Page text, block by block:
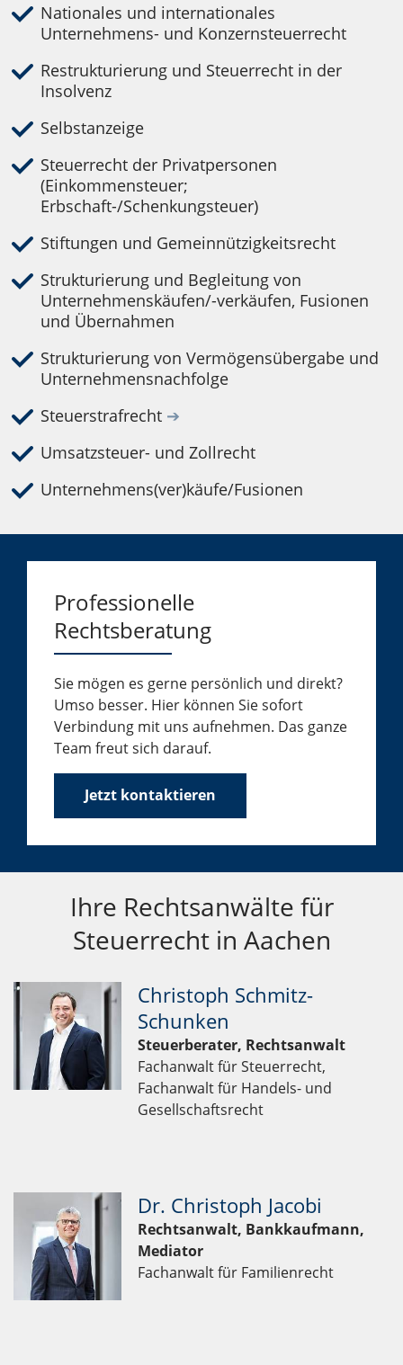
Nationales und internationales
Unternehmens- und Konzernsteuerrecht
Restrukturierung und Steuerrecht in der
Insolvenz
Selbstanzeige
Steuerrecht der Privatpersonen
(Einkommensteuer;
Erbschaft-/Schenkungsteuer)
Stiftungen und Gemeinnützigkeitsrecht
Strukturierung und Begleitung von
Unternehmenskäufen/-verkäufen, Fusionen
und Übernahmen
Strukturierung von Vermögensübergabe und
Unternehmensnachfolge
Steuerstrafrecht ➔
Umsatzsteuer- und Zollrecht
Unternehmens(ver)käufe/Fusionen
Professionelle
Rechtsberatung
Sie mögen es gerne persönlich und direkt?
Umso besser. Hier können Sie sofort
Verbindung mit uns aufnehmen. Das ganze
Team freut sich darauf.
Jetzt kontaktieren
Ihre Rechtsanwälte für
Steuerrecht in Aachen
Christoph Schmitz-
Schunken
Steuerberater, Rechtsanwalt
Fachanwalt für Steuerrecht,
Fachanwalt für Handels- und
Gesellschaftsrecht
Dr. Christoph Jacobi
Rechtsanwalt, Bankkaufmann,
Mediator
Fachanwalt für Familienrecht